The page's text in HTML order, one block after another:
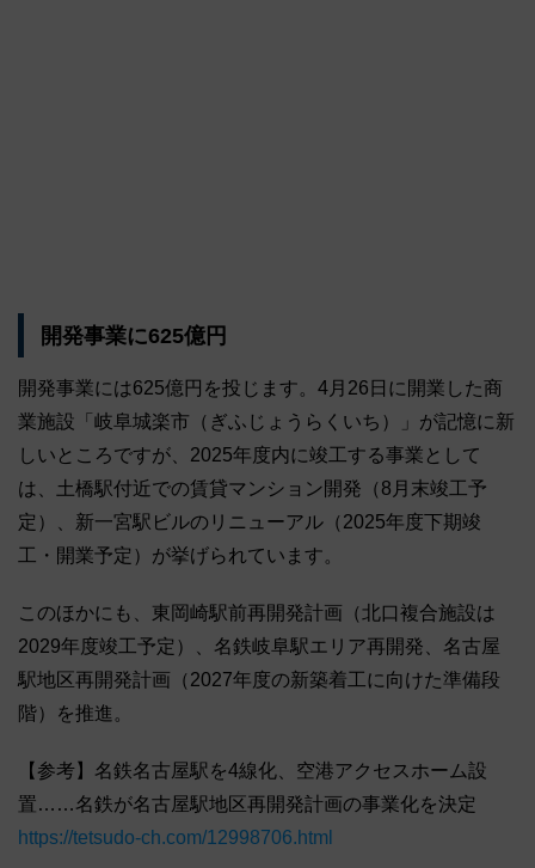
開発事業に625億円
開発事業には625億円を投じます。4月26日に開業した商
業施設「岐阜城楽市（ぎふじょうらくいち）」が記憶に新
しいところですが、2025年度内に竣工する事業として
は、土橋駅付近での賃貸マンション開発（8月末竣工予
定）、新一宮駅ビルのリニューアル（2025年度下期竣
工・開業予定）が挙げられています。
このほかにも、東岡崎駅前再開発計画（北口複合施設は
2029年度竣工予定）、名鉄岐阜駅エリア再開発、名古屋
駅地区再開発計画（2027年度の新築着工に向けた準備段
階）を推進。
【参考】名鉄名古屋駅を4線化、空港アクセスホーム設
置……名鉄が名古屋駅地区再開発計画の事業化を決定
https://tetsudo-ch.com/12998706.html